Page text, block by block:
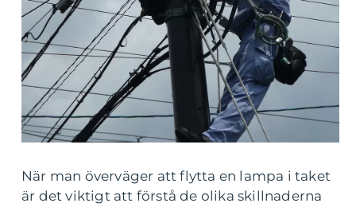
När man överväger att flytta en lampa i taket
är det viktigt att förstå de olika skillnaderna